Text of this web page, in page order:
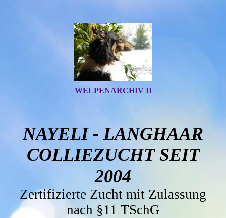
WELPENARCHIV II
NAYELI - LANGHAAR
COLLIEZUCHT SEIT
2004
Zertifizierte Zucht mit Zulassung
nach §11 TSchG